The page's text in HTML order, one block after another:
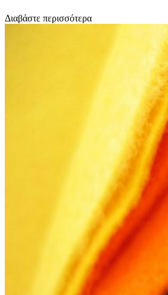
Διαβάστε περισσότερα